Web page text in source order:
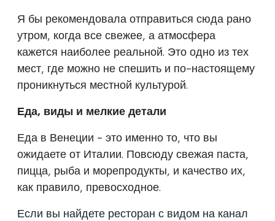
Я бы рекомендовала отправиться сюда рано
утром, когда все свежее, а атмосфера
кажется наиболее реальной. Это одно из тех
мест, где можно не спешить и по-настоящему
проникнуться местной культурой.
Еда, виды и мелкие детали
Еда в Венеции - это именно то, что вы
ожидаете от Италии. Повсюду свежая паста,
пицца, рыба и морепродукты, и качество их,
как правило, превосходное.
Если вы найдете ресторан с видом на канал